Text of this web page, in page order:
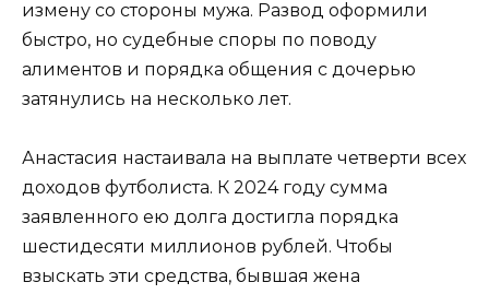
измену со стороны мужа. Развод оформили
быстро, но судебные споры по поводу
алиментов и порядка общения с дочерью
затянулись на несколько лет.
Анастасия настаивала на выплате четверти всех
доходов футболиста. К 2024 году сумма
заявленного ею долга достигла порядка
шестидесяти миллионов рублей. Чтобы
взыскать эти средства, бывшая жена